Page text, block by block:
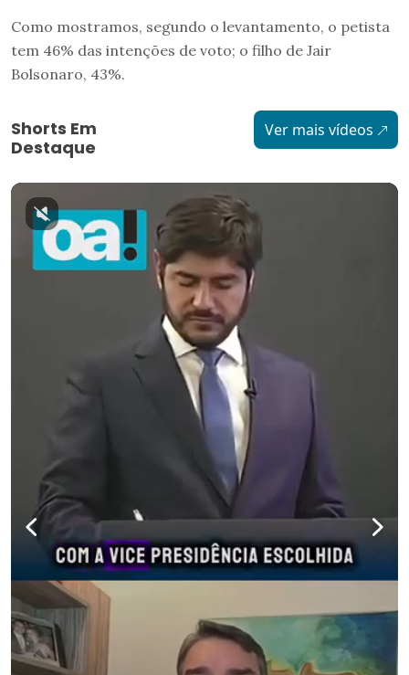
Como mostramos, segundo o levantamento, o petista
tem 46% das intenções de voto; o filho de Jair
Bolsonaro, 43%.
Shorts Em
Destaque
Ver mais vídeos